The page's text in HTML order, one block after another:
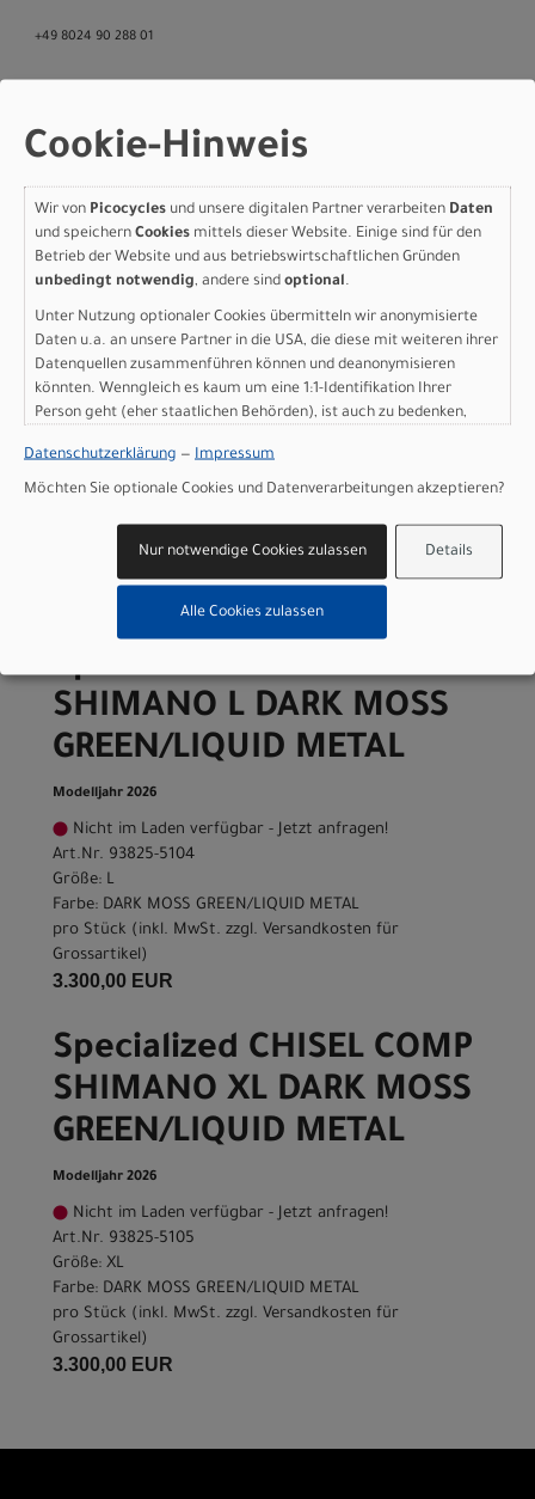
+49 8024 90 288 01
Varianten
Specialized CHISEL COMP
SHIMANO M DARK MOSS
GREEN/LIQUID METAL
Modelljahr 2026
Nicht im Laden verfügbar - Jetzt anfragen!
Größe: M
Farbe: DARK MOSS GREEN/LIQUID METAL
pro Stück (inkl. MwSt. zzgl.Versandkosten für
Grossartikel
Specialized CHISEL COMP
SHIMANO L DARK MOSS
GREEN/LIQUID METAL
Modelljahr 2026
Nicht im Laden verfügbar - Jetzt anfragen!
Art.Nr. 93825-5104
Größe: L
Farbe: DARK MOSS GREEN/LIQUID METAL
pro Stück (inkl. MwSt. zzgl. Versandkosten für
Grossartikel)
3.300,00 EUR
Specialized CHISEL COMP
SHIMANO XL DARK MOSS
GREEN/LIQUID METAL
Modelljahr 2026
Nicht im Laden verfügbar - Jetzt anfragen!
Art.Nr. 93825-5105
Größe: XL
Farbe: DARK MOSS GREEN/LIQUID METAL
pro Stück (inkl. MwSt. zzgl. Versandkosten für
Grossartikel)
3.300,00 EUR
Cookie-Hinweis
Wir von Picocycles und unsere digitalen Partner verarbeiten Daten
und speichern Cookies mittels dieser Website. Einige sind für den
Betrieb der Website und aus betriebswirtschaftlichen Gründen
unbedingt notwendig, andere sind optional.
Unter Nutzung optionaler Cookies übermitteln wir anonymisierte
Daten u.a. an unsere Partner in die USA, die diese mit weiteren ihrer
Datenquellen zusammenführen können und deanonymisieren
könnten. Wenngleich es kaum um eine 1:1-Identifikation Ihrer
Person geht (eher staatlichen Behörden), ist auch zu bedenken,
sind wie bei uns in der Europäischen Union.
Datenschutzerklärung — Impressum
Möchten Sie optionale Cookies und Datenverarbeitungen akzeptieren?
Details
Nur notwendige Cookies zulassen
Alle Cookies zulassen